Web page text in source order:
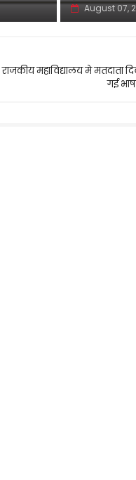
August 07,
राजकीय महाविद्यालय मे मतदाता
गई